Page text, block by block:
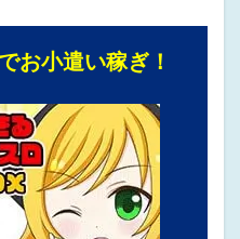
お小遣い稼ぎ！